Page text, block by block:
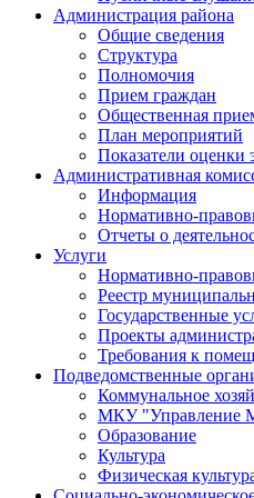
Администрация района
Общие сведения
Структура
Полномочия
Прием граждан
Общественная
План мероприятий
Показатели
Административная
Информация
Нормативно-
Отчеты о
Услуги
Нормативно-
Реестр
Государственные
Проекты
Требования к
Подведомственные
Коммунальное
МКУ "Управление
Образование
Культура
Физическая